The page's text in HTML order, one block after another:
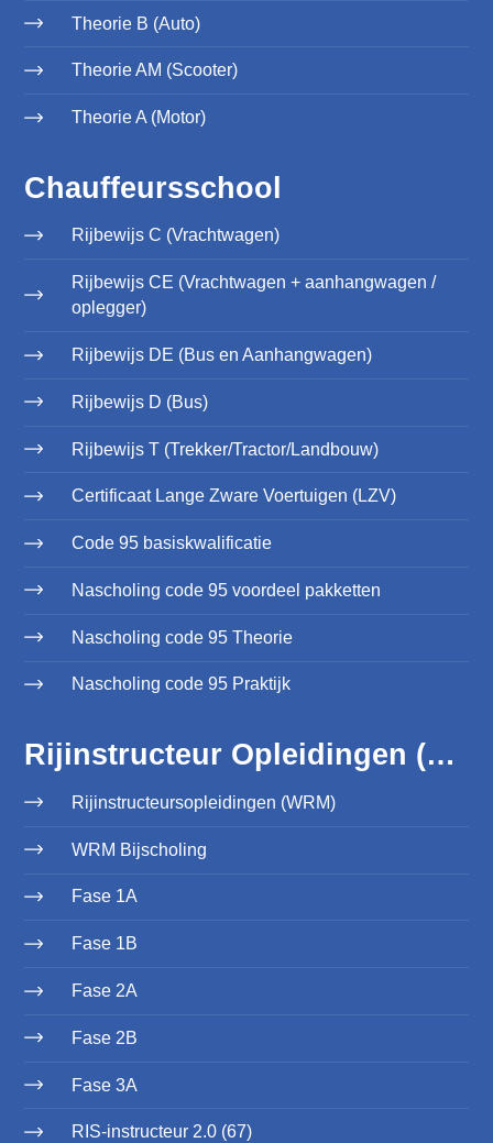
Theorie B (Auto)
Theorie AM (Scooter)
Theorie A (Motor)
Chauffeursschool
Rijbewijs C (Vrachtwagen)
Rijbewijs CE (Vrachtwagen + aanhangwagen /
oplegger)
Rijbewijs DE (Bus en Aanhangwagen)
Rijbewijs D (Bus)
Rijbewijs T (Trekker/Tractor/Landbouw)
Certificaat Lange Zware Voertuigen (LZV)
Code 95 basiskwalificatie
Nascholing code 95 voordeel pakketten
Nascholing code 95 Theorie
Nascholing code 95 Praktijk
Rijinstructeur Opleidingen (WRM)
Rijinstructeursopleidingen (WRM)
WRM Bijscholing
Fase 1A
Fase 1B
Fase 2A
Fase 2B
Fase 3A
RIS-instructeur 2.0 (67)